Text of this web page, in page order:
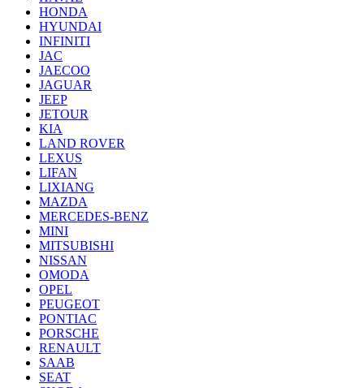
HONDA
HYUNDAI
INFINITI
JAC
JAECOO
JAGUAR
JEEP
JETOUR
KIA
LAND ROVER
LEXUS
LIFAN
LIXIANG
MAZDA
MERCEDES-BENZ
MINI
MITSUBISHI
NISSAN
OMODA
OPEL
PEUGEOT
PONTIAC
PORSCHE
RENAULT
SAAB
SEAT